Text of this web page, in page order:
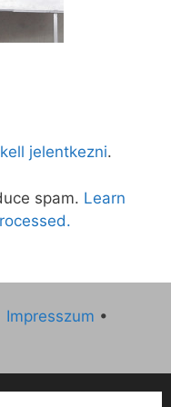
jelentkezni.
spam. Learn
Impresszum •